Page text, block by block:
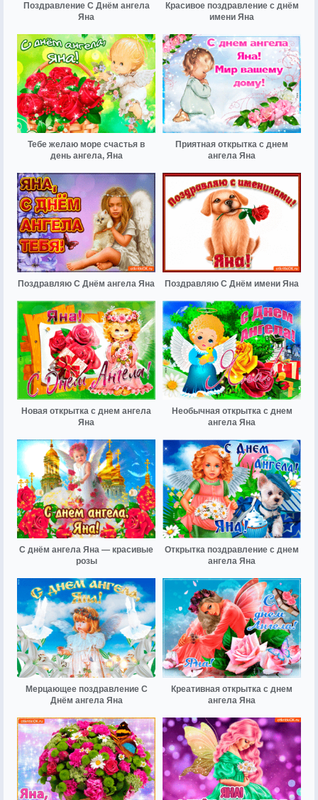
Поздравление С Днём ангела
Яна
Красивое поздравление с днём
имени Яна
Тебе желаю море счастья в
день ангела, Яна
Приятная открытка с днем
ангела Яна
Поздравляю С Днём ангела Яна Поздравляю С Днём имени Яна
Новая открытка с днем ангела
Яна
Необычная открытка с днем
ангела Яна
С днём ангела Яна — красивые
розы
Открытка поздравление с днем
ангела Яна
Мерцающее поздравление С
Днём ангела Яна
Креативная открытка с днем
ангела Яна